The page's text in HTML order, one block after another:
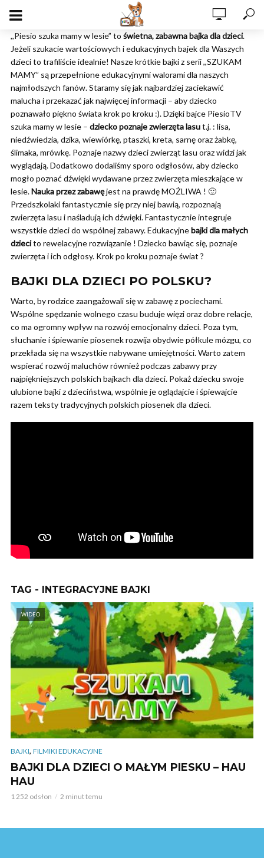
,,Piesio szuka mamy w lesie” to świetna, zabawna bajka dla dzieci.
Jeżeli szukacie wartościowych i edukacyjnych bajek dla Waszych
dzieci to trafiliście idealnie! Nasze krótkie bajki z serii ,,SZUKAM
MAMY” są przepełnione edukacyjnymi walorami dla naszych
najmłodszych fanów. Staramy się jak najbardziej zaciekawić
malucha i przekazać jak najwięcej informacji – aby dziecko
poznawało piękno świata krok po kroku :). Dzięki bajce PiesioTV
szuka mamy w lesie – dziecko poznaje zwierzęta lasut.j. : lisa,
niedźwiedzia, dzika, wiewiórkę, ptaszki, kreta, sarnę oraz żabkę,
ślimaka, mrówkę. Poznaje nazwy dzieci zwierząt lasu oraz widzi jak
wyglądają. Dodatkowo dodaliśmy sporo odgłosów, aby dziecko
mogło poznać dźwięki wydawane przez zwierzęta mieszkające w
lesie.Nauka przez zabawęjest na prawdę MOŻLIWA ! 🙂
Przedszkolaki fantastycznie się przy niej bawią, rozpoznają
zwierzęta lasu i naśladują ich dźwięki. Fantastycznie integruje
wszystkie dzieci do wspólnej zabawy. Edukacyjnebajki dla małych
dziecito rewelacyjne rozwiązanie ! Dziecko bawiąc się, poznaje
zwierzęta i ich odgłosy. Krok po kroku poznaje świat ?
BAJKI DLA DZIECI PO POLSKU?
Warto, by rodzice zaangażowali się w zabawę z pociechami.
Wspólne spędzanie wolnego czasu buduje więzi oraz dobre relacje,
co ma ogromny wpływ na rozwój emocjonalny dzieci. Poza tym,
słuchanie i śpiewanie piosenek rozwija obydwie półkule mózgu, co
przekłada się na wszystkie nabywane umiejętności. Warto zatem
wspierać rozwój maluchów również podczas zabawy przy
najpiękniejszych polskich bajkach dla dzieci. Pokaż dziecku swoje
ulubione bajki z dzieciństwa, wspólnie je oglądajcie i śpiewajcie
razem teksty tradycyjnych polskich piosenek dla dzieci.
TAG - INTEGRACYJNE BAJKI
WIDEO
BAJKI, FILMIKI EDUKACYJNE
BAJKI DLA DZIECI O MAŁYM PIESKU – HAU
HAU
1 252 odsłon 2 minut temu